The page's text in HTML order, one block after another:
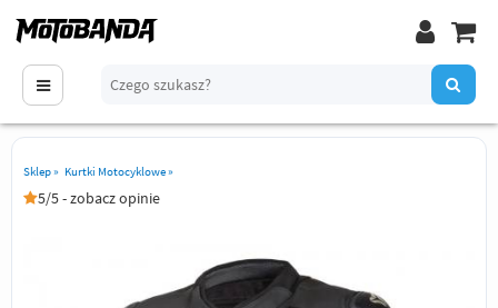
Sklep» Kurtki Motocyklowe»
5/5 - zobacz opinie